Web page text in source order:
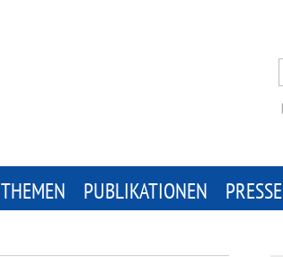
THEMEN PUBLIKATIONEN PRESSE